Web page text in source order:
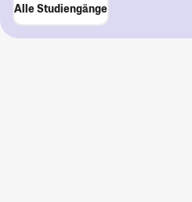
Alle Studiengänge